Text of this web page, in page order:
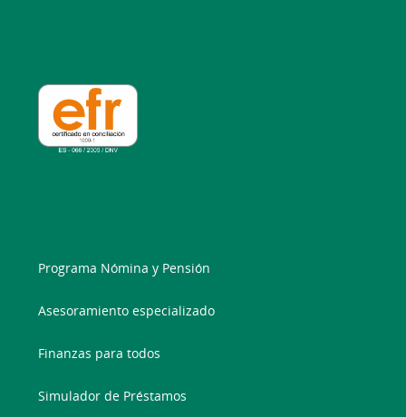
Programa Nómina y Pensión
Asesoramiento especializado
Finanzas para todos
Simulador de Préstamos